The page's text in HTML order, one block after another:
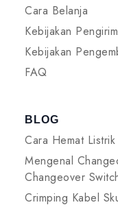
Cara Belanja
Kebijakan
Kebijakan
FAQ
BLOG
Cara Hemat Listrik
Mengenal
Changeover
Crimping Kabel